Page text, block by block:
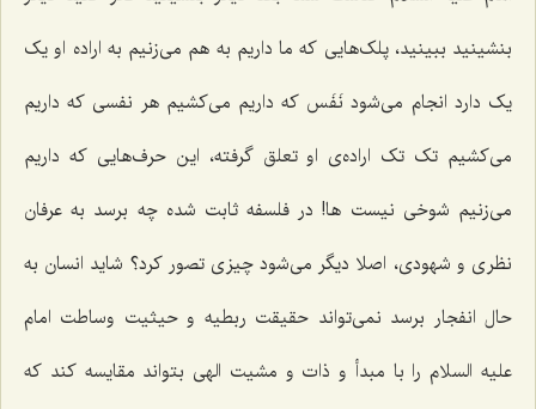
بنشینید ببینید، پلک‌هایی که ما داریم به هم می‌زنیم به اراده او یک
یک دارد انجام می‌شود نَفَس که داریم می‌کشیم هر نفسی که داریم
می‌کشیم تک تک اراده‌ی او تعلق گرفته، این حرف‌هایی که داریم
می‌زنیم شوخی نیست ها! در فلسفه ثابت شده چه برسد به عرفان
نظری و شهودی، اصلا دیگر می‌شود چیزی تصور کرد؟ شاید انسان به
حال انفجار برسد نمی‌تواند حقیقت ربطیه و حیثیت وساطت امام
علیه السلام را با مبدأ و ذات و مشیت الهی بتواند مقایسه کند که